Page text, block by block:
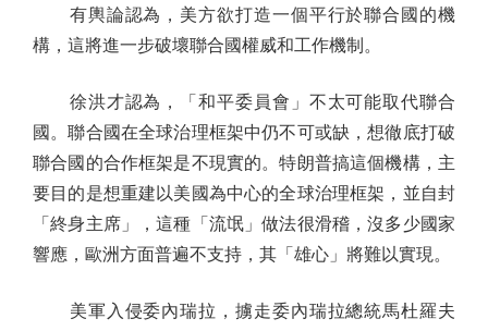
有輿論認為，美方欲打造一個平行於聯合國的機
構，這將進一步破壞聯合國權威和工作機制。
徐洪才認為，「和平委員會」不太可能取代聯合
國。聯合國在全球治理框架中仍不可或缺，想徹底打破
聯合國的合作框架是不現實的。特朗普搞這個機構，主
要目的是想重建以美國為中心的全球治理框架，並自封
「終身主席」，這種「流氓」做法很滑稽，沒多少國家
響應，歐洲方面普遍不支持，其「雄心」將難以實現。
美軍入侵委內瑞拉，擄走委內瑞拉總統馬杜羅夫